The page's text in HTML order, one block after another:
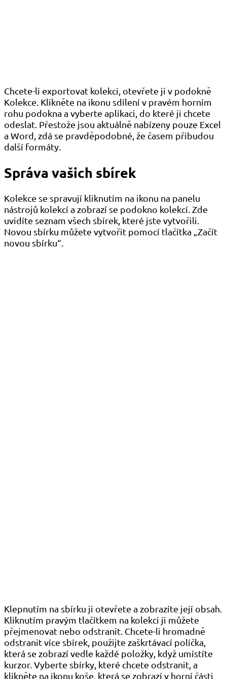
Chcete-li exportovat kolekci, otevřete ji v podokně
Kolekce. Klikněte na ikonu sdílení v pravém horním
rohu podokna a vyberte aplikaci, do které ji chcete
odeslat. Přestože jsou aktuálně nabízeny pouze Excel
a Word, zdá se pravděpodobné, že časem přibudou
další formáty.
Správa vašich sbírek
Kolekce se spravují kliknutím na ikonu na panelu
nástrojů kolekcí a zobrazí se podokno kolekcí. Zde
uvidíte seznam všech sbírek, které jste vytvořili.
Novou sbírku můžete vytvořit pomocí tlačítka „Začít
novou sbírku“.
Klepnutím na sbírku ji otevřete a zobrazíte její obsah.
Kliknutím pravým tlačítkem na kolekci ji můžete
přejmenovat nebo odstranit. Chcete-li hromadně
odstranit více sbírek, použijte zaškrtávací políčka,
která se zobrazí vedle každé položky, když umístíte
kurzor. Vyberte sbírky, které chcete odstranit, a
klikněte na ikonu koše, která se zobrazí v horní části